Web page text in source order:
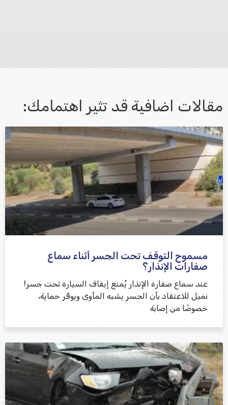
אני מאשר/ת קבלת דיוור במייל ושימוש בפרטים בהתאם
למדיניות הפרטיות
שלח משוב
مقالات اضافية قد تثير اهتمامك:
مسموح التوقف تحت الجسر أثناء سماع
صفارات الإنذار؟
عند سماع صفارة الإنذار يُمنع إيقاف السيارة تحت جسر!
نميل للاعتقاد بأن الجسر يشبه المأوى ويوفّر حماية،
خصوصًا من إصابة